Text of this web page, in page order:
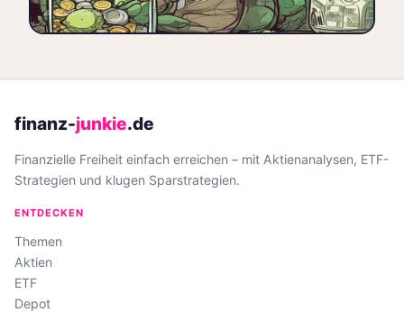
📅 2026-06-04
📊 Aktienanalyse
🏷️ DAX
🏷️ Rüstung
finanz-junkie.de
Finanzielle Freiheit einfach erreichen – mit Aktienanalysen, ETF-
Strategien und klugen Sparstrategien.
ENTDECKEN
Themen
Aktien
ETF
Depot